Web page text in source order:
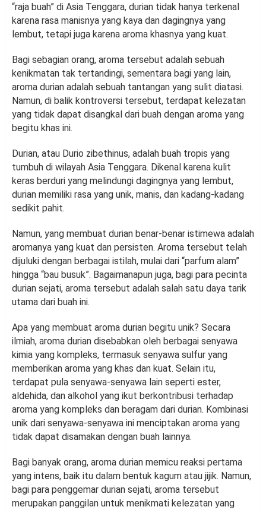
“raja buah” di Asia Tenggara, durian tidak hanya terkenal
karena rasa manisnya yang kaya dan dagingnya yang
lembut, tetapi juga karena aroma khasnya yang kuat.
Bagi sebagian orang, aroma tersebut adalah sebuah
kenikmatan tak tertandingi, sementara bagi yang lain,
aroma durian adalah sebuah tantangan yang sulit diatasi.
Namun, di balik kontroversi tersebut, terdapat kelezatan
yang tidak dapat disangkal dari buah dengan aroma yang
begitu khas ini.
Durian, atau Durio zibethinus, adalah buah tropis yang
tumbuh di wilayah Asia Tenggara. Dikenal karena kulit
keras berduri yang melindungi dagingnya yang lembut,
durian memiliki rasa yang unik, manis, dan kadang-kadang
sedikit pahit.
Namun, yang membuat durian benar-benar istimewa adalah
aromanya yang kuat dan persisten. Aroma tersebut telah
dijuluki dengan berbagai istilah, mulai dari “parfum alam”
hingga “bau busuk”. Bagaimanapun juga, bagi para pecinta
durian sejati, aroma tersebut adalah salah satu daya tarik
utama dari buah ini.
Apa yang membuat aroma durian begitu unik? Secara
ilmiah, aroma durian disebabkan oleh berbagai senyawa
kimia yang kompleks, termasuk senyawa sulfur yang
memberikan aroma yang khas dan kuat. Selain itu,
terdapat pula senyawa-senyawa lain seperti ester,
aldehida, dan alkohol yang ikut berkontribusi terhadap
aroma yang kompleks dan beragam dari durian. Kombinasi
unik dari senyawa-senyawa ini menciptakan aroma yang
tidak dapat disamakan dengan buah lainnya.
Bagi banyak orang, aroma durian memicu reaksi pertama
yang intens, baik itu dalam bentuk kagum atau jijik. Namun,
bagi para penggemar durian sejati, aroma tersebut
merupakan panggilan untuk menikmati kelezatan yang